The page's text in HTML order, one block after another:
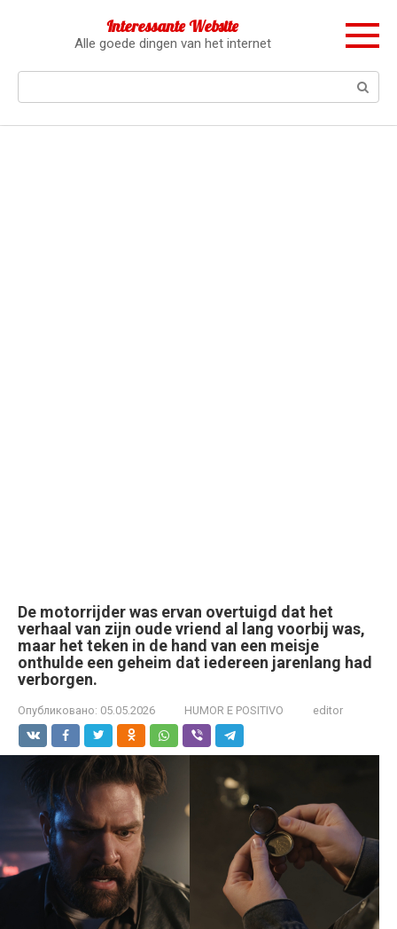
Interessante Website
Alle goede dingen van het internet
De motorrijder was ervan overtuigd dat het
verhaal van zijn oude vriend al lang voorbij was,
maar het teken in de hand van een meisje
onthulde een geheim dat iedereen jarenlang had
verborgen.
Опубликовано: 05.05.2026 HUMOR E POSITIVO editor